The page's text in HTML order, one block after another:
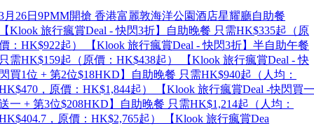
月26日9PMM開搶 香港富麗敦海洋公園酒店星耀廳自助餐
Klook 旅行瘋賞Deal - 快閃3折】自助晚餐 只需HK$335起（原
：HK$922起） 【Klook 旅行瘋賞Deal - 快閃3折】半自助午餐
需HK$159起（原價：HK$438起） 【Klook 旅行瘋賞Deal - 快
買1位 + 第2位$18HKD】自助晚餐 只需HK$940起（人均：
，原價：HK$1,844起） 【Klook 旅行瘋賞Deal -快閃買一
一 + 第3位$208HKD】自助晚餐 只需HK$1,214起（人均：
，原價：HK$2,765起） 【Klook 旅行瘋賞Dea